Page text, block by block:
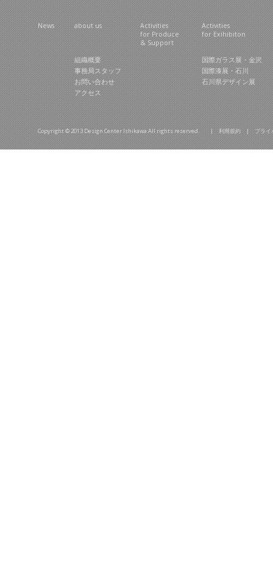
News about us
Activities
for Produce
& Support
Activities
for Exihibiton
組織概要
事務局スタッフ
お問い合わせ
アクセス
国際ガラス展・金沢
国際漆展・石川
石川県デザイン展
Copyright © 2013 Design Center Ishikawa All rights reserved. |利用規約|プライ